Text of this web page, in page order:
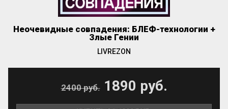
Неочевидные совпадения: БЛЕФ-технологии +
Злые Гении
LIVREZON
2400 руб.1890 руб.